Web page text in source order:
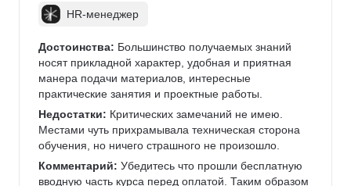
HR-менеджер
Достоинства: Большинство получаемых знаний
носят прикладной характер, удобная и приятная
манера подачи материалов, интересные
практические занятия и проектные работы.
Недостатки: Критических замечаний не имею.
Местами чуть прихрамывала техническая сторона
обучения, но ничего страшного не произошло.
Комментарий: Убедитесь что прошли бесплатную
вводную часть курса перед оплатой. Таким образом